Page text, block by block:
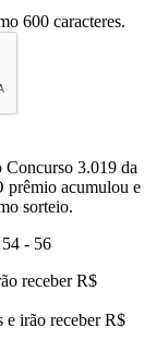
600 caracteres.
Concurso 3.019 da
prêmio acumulou e
sorteio.
- 56
receber R$
e irão receber R$